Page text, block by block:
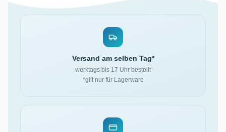
Versand am selben Tag*
werktags bis 17 Uhr bestellt
*gilt nur für Lagerware